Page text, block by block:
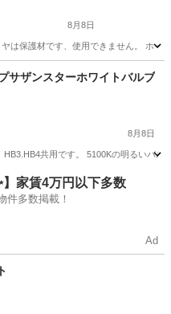
8月8日
は保護材です、使用できません。 ホイ
イール
サザンスターホワイトバルブ
8月8日
共用です。 5100Kの明るいバ
】家賃4万円以下多数
件多数掲載！
Ad